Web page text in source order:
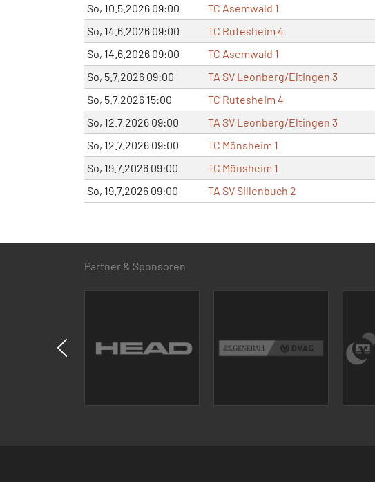
So, 10.5.2026 09:00
TC Asemwald 1
So, 14.6.2026 09:00
TC Rutesheim 4
So, 14.6.2026 09:00
TC Asemwald 1
So, 5.7.2026 09:00
TA SV Leonberg/Eltingen 3
So, 5.7.2026 15:00
TC Rutesheim 4
So, 12.7.2026 09:00
TA SV Leonberg/Eltingen 3
So, 12.7.2026 09:00
TC Mönsheim 1
So, 19.7.2026 09:00
TC Mönsheim 1
So, 19.7.2026 09:00
TA SV Sillenbuch 2
Partner & Sponsoren